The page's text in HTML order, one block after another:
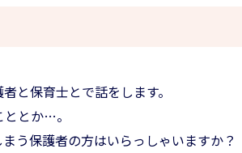
と保育士とで話をします。
とか…。
う保護者の方はいらっしゃいますか？